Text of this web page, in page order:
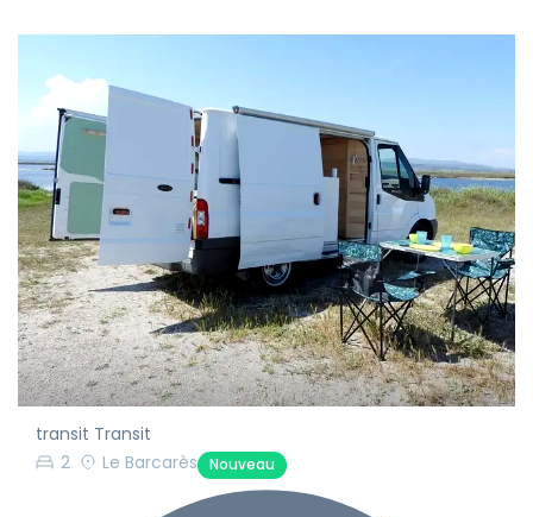
transit Transit
2
Le Barcarès Nouveau